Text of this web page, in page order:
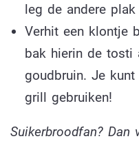
leg de andere
Verhit een klontje
bak hierin de tosti
goudbruin. Je
grill gebruiken!
Suikerbroodfan?